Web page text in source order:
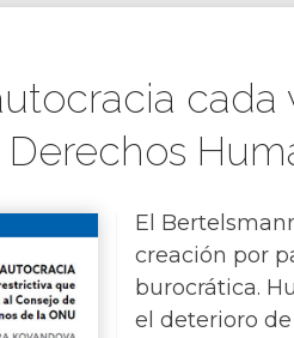
El
creación por
burocrática.
el deterioro